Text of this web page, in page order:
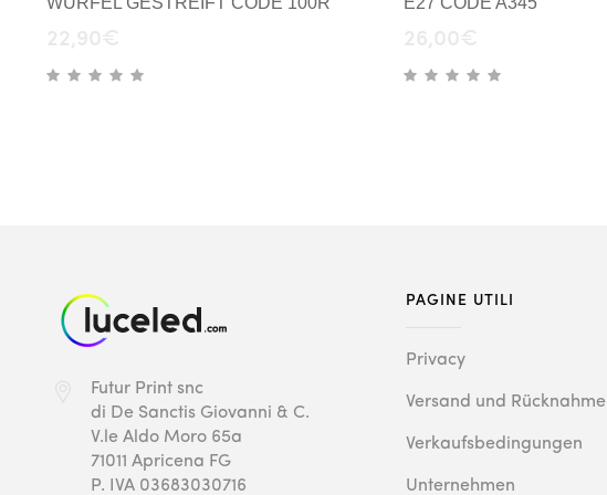
Futur Print snc
di De Sanctis Giovanni & C.
V.le Aldo Moro 65a
71011 Apricena FG
P. IVA 03683030716
PAGINE UTILI
Privacy
Versand und Rücknahme
Verkaufsbedingungen
Unternehmen